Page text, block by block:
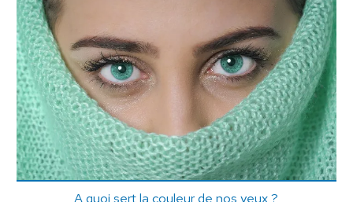
A quoi sert la couleur de nos yeux ?